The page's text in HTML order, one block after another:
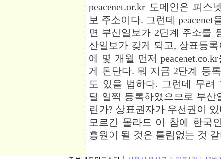
peacenet.or.kr 도메인은 피스
보 주소이다. 그런데
면 부산일보가 2단계 주소를
산일보가 갖게 되고, 상표등
에 몇 개월 먼저
게 된단다. 뭐 지금 2단계 등
도 있을 법하다. 그런데 무려
달 일찍 등록하였으므로 부
린가? 상표권자가 우선권이
모르긴 몰라도 이 참에 한국
흥원이 될 것은 틀림없는 것